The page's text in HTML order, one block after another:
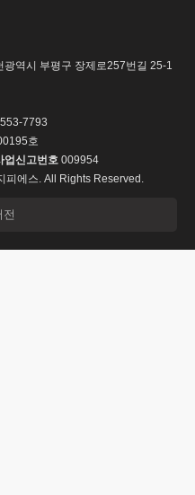
광역시 부평구 장제로257번길 25-1
7793
호
업신고번호 009954
피에스. All Rights Reserved.
전